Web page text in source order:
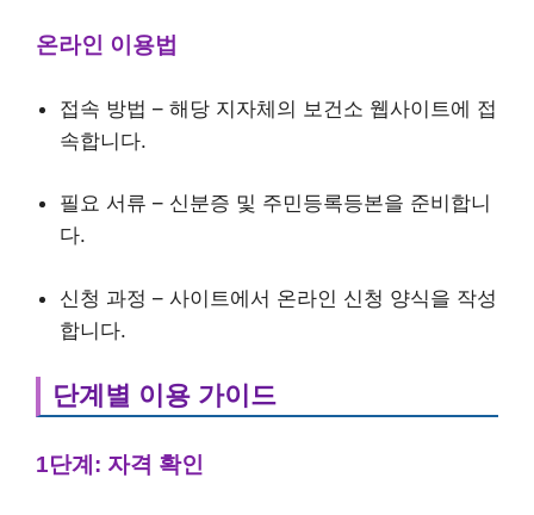
온라인 이용법
접속 방법 – 해당 지자체의 보건소 웹사이트에 접
속합니다.
필요 서류 – 신분증 및 주민등록등본을 준비합니
다.
신청 과정 – 사이트에서 온라인 신청 양식을 작성
합니다.
단계별 이용 가이드
1단계: 자격 확인